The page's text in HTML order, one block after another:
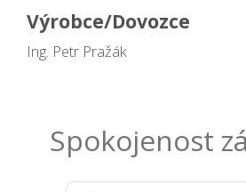
Výrobce/Dovozce
Ing. Petr Pražák
Spokojenost